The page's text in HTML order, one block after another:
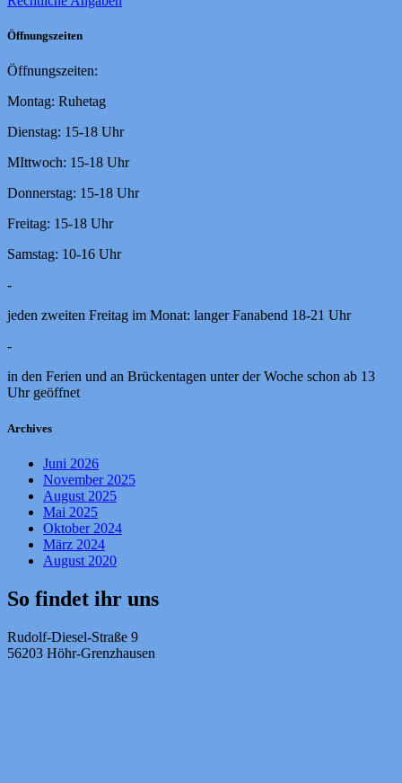
Öffnungszeiten
Öffnungszeiten:
Montag: Ruhetag
Dienstag: 15-18 Uhr
MIttwoch: 15-18 Uhr
Donnerstag: 15-18 Uhr
Freitag: 15-18 Uhr
Samstag: 10-16 Uhr
-
jeden zweiten Freitag im Monat: langer Fanabend 18-21 Uhr
-
in den Ferien und an Brückentagen unter der Woche schon ab 13
Uhr geöffnet
Archives
Juni 2026
November 2025
August 2025
Mai 2025
Oktober 2024
März 2024
August 2020
So findet ihr uns
Rudolf-Diesel-Straße 9
56203 Höhr-Grenzhausen